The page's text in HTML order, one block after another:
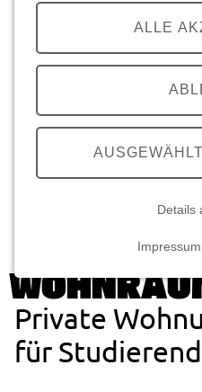
we care.
FEEL
Private
für
ALLE
Details
Notwendige Cookies
Funktionen und sind
der Website erforderlich.
Impressum